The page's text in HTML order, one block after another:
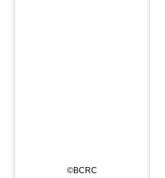
©BCRC